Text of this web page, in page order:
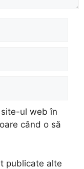
ul web în
când o să
publicate alte